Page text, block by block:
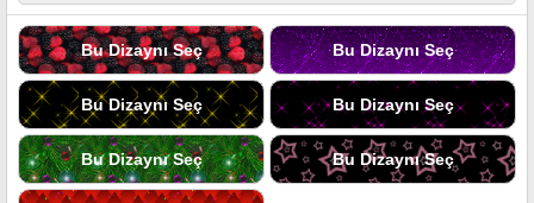
Bu Dizaynı Seç Bu Dizaynı Seç
Bu Dizaynı Seç Bu Dizaynı Seç
Bu Dizaynı Seç Bu Dizaynı Seç